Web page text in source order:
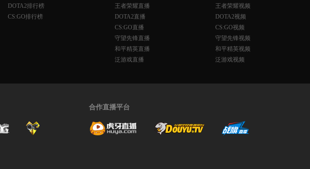
DOTA2排行榜
CS:GO排行榜
王者荣耀直播
DOTA2直播
CS:GO直播
守望先锋直播
和平精英直播
泛游戏直播
王者荣耀视频
DOTA2视频
CS:GO视频
守望先锋视频
和平精英视频
泛游戏视频
合作直播平台